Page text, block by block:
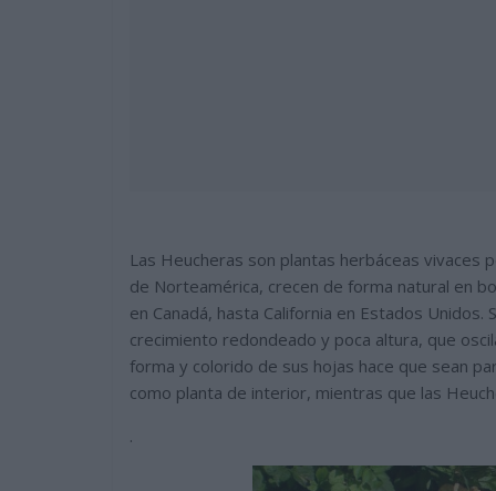
Las Heucheras son plantas herbáceas vivaces
de Norteamérica, crecen de forma natural en
en Canadá, hasta California en Estados
crecimiento redondeado y poca altura, que
forma y colorido de sus hojas hace que sean
como planta de interior, mientras que las
.